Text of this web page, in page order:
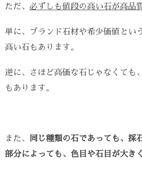
ただ、 必ずしも値段の高い石が高品
単に、ブランド石材や希少価値とい
高い石もあります。
逆に、さほど高価な石じゃなくても
もあります。
また、
同じ種類の石であっても、採
部分によっても、色目や石目が大き